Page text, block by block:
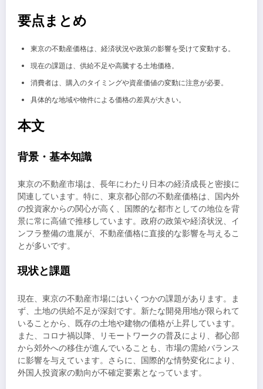
要点まとめ
東京の不動産価格は、経済状況や政策の影響を受けて変動する。
現在の課題は、供給不足や高騰する土地価格。
消費者は、購入のタイミングや資産価値の変動に注意が必要。
具体的な地域や物件による価格の差異が大きい。
本文
背景・基本知識
東京の不動産市場は、長年にわたり日本の経済成長と密接に
関連しています。特に、東京都心部の不動産価格は、国内外
の投資家からの関心が高く、国際的な都市としての地位を背
景に常に高値で推移しています。政府の政策や経済状況、イ
ンフラ整備の進展が、不動産価格に直接的な影響を与えるこ
とが多いです。
現状と課題
現在、東京の不動産市場にはいくつかの課題があります。ま
ず、土地の供給不足が深刻です。新たな開発用地が限られて
いることから、既存の土地や建物の価格が上昇しています。
また、コロナ禍以降、リモートワークの普及により、都心部
から郊外への移住が進んでいることも、市場の需給バランス
に影響を与えています。さらに、国際的な情勢変化により、
外国人投資家の動向が不確定要素となっています。